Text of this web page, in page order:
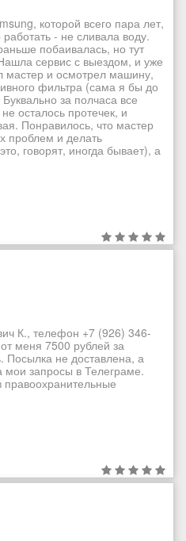
которой всего пара лет,
- не сливала воду.
побаивалась, но тут
сервис с выездом, и уже
и осмотрел машину,
фильтра (сама я бы до
за полчаса все
осталось протечек, и
Понравилось, что мастер
проблем и делать
говорят, иногда бывает), а
К., телефон +7 (926) 346-
меня 7500 рублей за
Посылка не доставлена, а
мои запросы в Телеграме.
правоохранительные